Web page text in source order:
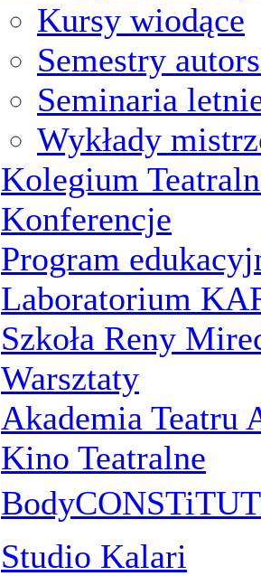
Kursy wiodące
Semestry
Seminaria
Wykłady
Kolegium
Konferencje
Program
Laboratorium
Szkoła Reny
Warsztaty
Akademia Teatru
Kino Teatralne
Studio Kalari